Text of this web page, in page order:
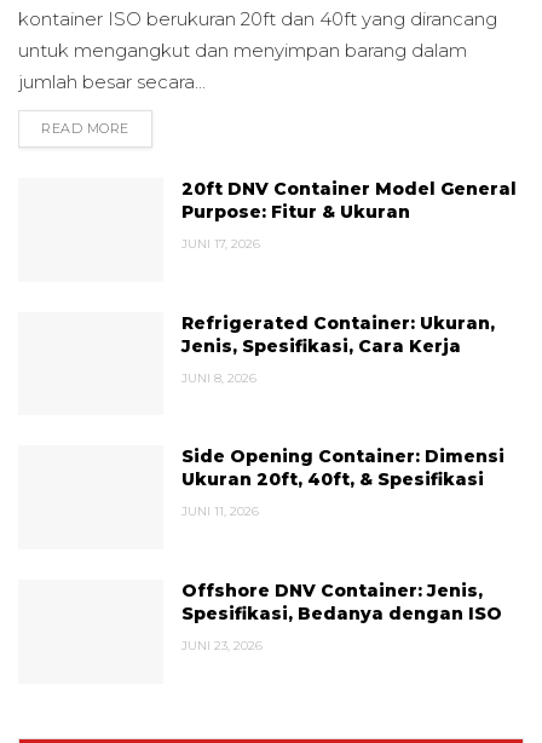
kontainer ISO berukuran 20ft dan 40ft yang dirancang
untuk mengangkut dan menyimpan barang dalam
jumlah besar secara...
READ MORE
20ft DNV Container Model General
Purpose: Fitur & Ukuran
JUNI 17, 2026
Refrigerated Container: Ukuran,
Jenis, Spesifikasi, Cara Kerja
JUNI 8, 2026
Side Opening Container: Dimensi
Ukuran 20ft, 40ft, & Spesifikasi
JUNI 11, 2026
Offshore DNV Container: Jenis,
Spesifikasi, Bedanya dengan ISO
JUNI 23, 2026